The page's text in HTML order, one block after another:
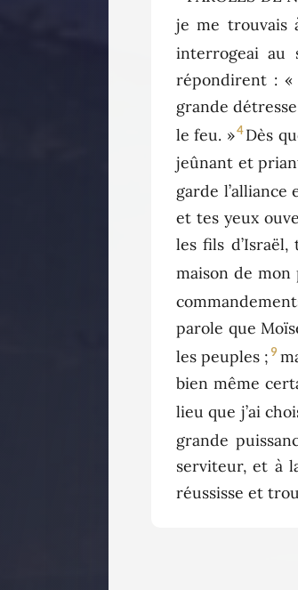
je me trouvais
interrogeai au
répondirent : «
grande
le feu. »4Dès
jeûnant et
garde
et tes yeux
les fils
maison de mon
parole que
les peuples ; 9
bien même
lieu que j’ai
grande
serviteur, et à
réussisse et